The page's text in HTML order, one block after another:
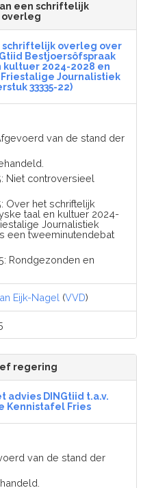
een schriftelijk
overleg
schriftelijk overleg over
Bestjoersôfspraak
kultuer 2024-2028 en
Friestalige Journalistiek
33335-22)
van de stand der
Niet controversieel
Over het schriftelijk
taal en kultuer 2024-
Journalistiek
een tweeminutendebat
Rondgezonden en
Eijk-Nagel (VVD)
regering
advies DINGtiid t.a.v.
Kennistafel Fries
van de stand der